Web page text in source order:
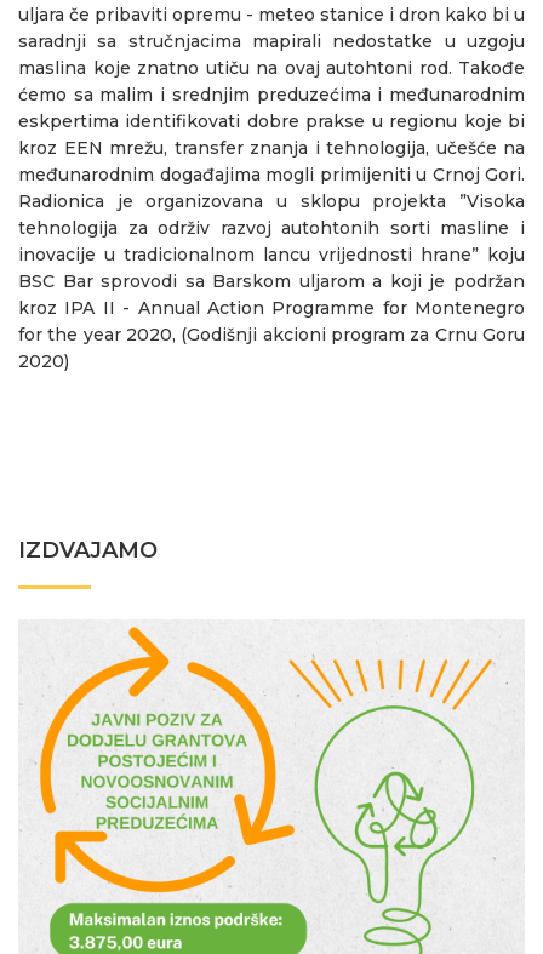
uljara če pribaviti opremu - meteo stanice i dron kako bi u
saradnji sa stručnjacima mapirali nedostatke u uzgoju
maslina koje znatno utiču na ovaj autohtoni rod. Takođe
ćemo sa malim i srednjim preduzećima i međunarodnim
eskpertima identifikovati dobre prakse u regionu koje bi
kroz EEN mrežu, transfer znanja i tehnologija, učešće na
međunarodnim događajima mogli primijeniti u Crnoj Gori.
Radionica je organizovana u sklopu projekta ”Visoka
tehnologija za održiv razvoj autohtonih sorti masline i
inovacije u tradicionalnom lancu vrijednosti hrane” koju
BSC Bar sprovodi sa Barskom uljarom a koji je podržan
kroz IPA II - Annual Action Programme for Montenegro
for the year 2020, (Godišnji akcioni program za Crnu Goru
2020)
IZDVAJAMO